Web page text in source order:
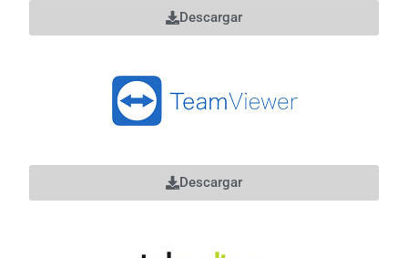
Descargar
Descargar